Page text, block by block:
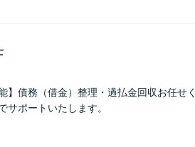
】債務（借金）整理・過払金回収お任
サポートいたします。